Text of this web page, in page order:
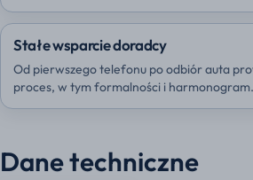
Stałe wsparcie doradcy
Od pierwszego telefonu po odbiór auta
proces, w tym formalności i harmonogram.
Dane techniczne